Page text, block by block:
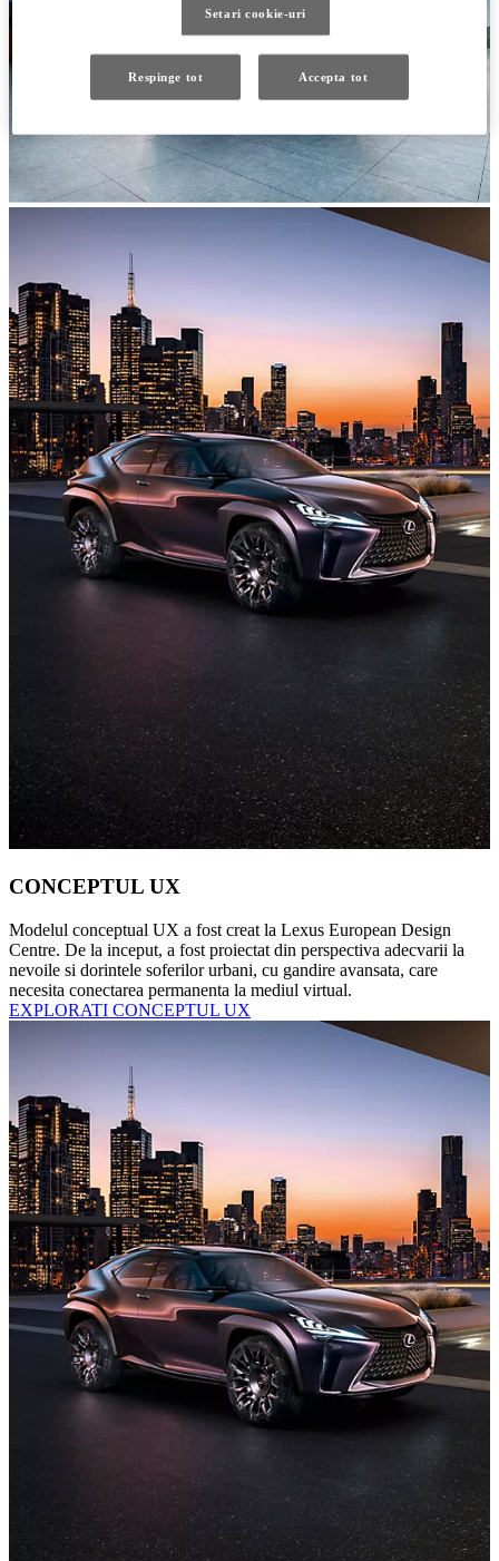
CONCEPTUL UX
Modelul conceptual UX a fost creat la Lexus European Design
Centre. De la inceput, a fost proiectat din perspectiva adecvarii la
nevoile si dorintele soferilor urbani, cu gandire avansata, care
necesita conectarea permanenta la mediul virtual.
EXPLORATI CONCEPTUL UX
Setari cookie-uri
Respinge tot Accepta tot